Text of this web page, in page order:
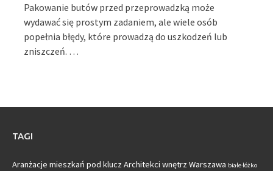
Pakowanie butów przed przeprowadzką może
wydawać się prostym zadaniem, ale wiele osób
popełnia błędy, które prowadzą do uszkodzeń lub
zniszczeń. …
TAGI
Aranżacje mieszkań pod klucz Architekci wnętrz Warszawa białe łóżko